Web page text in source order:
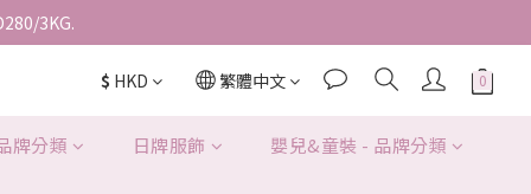
3KG.
$ HKD 繁體中文
牌分類 日牌服飾 嬰兒&童裝 - 品牌分類